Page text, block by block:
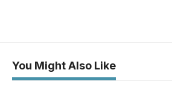
You Might Also Like